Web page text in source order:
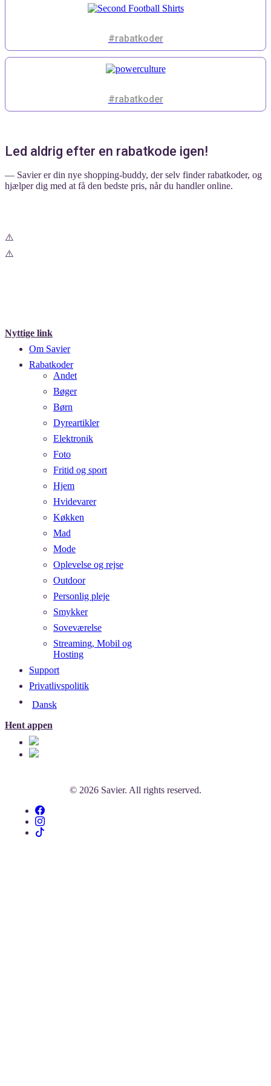
#rabatkoder
#rabatkoder
Led aldrig efter en rabatkode igen!
— Savier er din nye shopping-buddy, der selv finder rabatkoder, og
hjælper dig med at få den bedste pris, når du handler online.
Nyttige link
Om Savier
Rabatkoder
Andet
Bøger
Børn
Dyreartikler
Elektronik
Foto
Fritid og sport
Hjem
Hvidevarer
Køkken
Mad
Mode
Oplevelse og rejse
Outdoor
Personlig pleje
Smykker
Soveværelse
Streaming, Mobil og
Hosting
Support
Privatlivspolitik
Dansk
Hent appen
© 2026 Savier. All rights reserved.